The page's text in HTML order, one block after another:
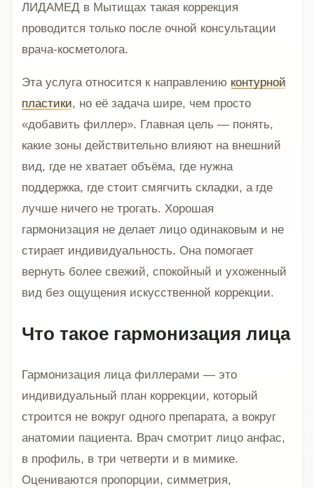
ЛИДАМЕД в Мытищах такая коррекция
проводится только после очной консультации
врача-косметолога.
Эта услуга относится к направлению контурной
пластики, но её задача шире, чем просто
«добавить филлер». Главная цель — понять,
какие зоны действительно влияют на внешний
вид, где не хватает объёма, где нужна
поддержка, где стоит смягчить складки, а где
лучше ничего не трогать. Хорошая
гармонизация не делает лицо одинаковым и не
стирает индивидуальность. Она помогает
вернуть более свежий, спокойный и ухоженный
вид без ощущения искусственной коррекции.
Что такое гармонизация лица
Гармонизация лица филлерами — это
индивидуальный план коррекции, который
строится не вокруг одного препарата, а вокруг
анатомии пациента. Врач смотрит лицо анфас,
в профиль, в три четверти и в мимике.
Оцениваются пропорции, симметрия,